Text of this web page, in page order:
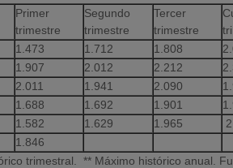
Primer
trimestre
Segundo
trimestre
Tercer
trimestre
1.473 1.712 1.808
1.907 2.012 2.212
2.011 1.941 2.090
1.688 1.692 1.901
1.582 1.629 1.965
1.846
trimestral. ** Máximo histórico anual.